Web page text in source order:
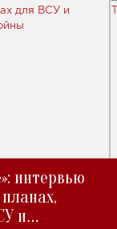
интервью
и